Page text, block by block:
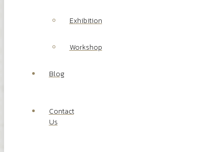
Exhibition
Workshop
Blog
Contact
Us